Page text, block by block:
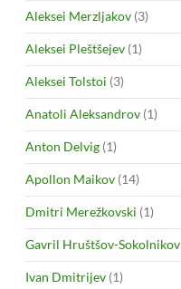
Aleksei Merzljakov (3)
Aleksei Pleštšejev (1)
Aleksei Tolstoi (3)
Anatoli Aleksandrov (1)
Anton Delvig (1)
Apollon Maikov (14)
Dmitri Merežkovski (1)
Gavril Hruštšov-Sokolnikov
Ivan Dmitrijev (1)